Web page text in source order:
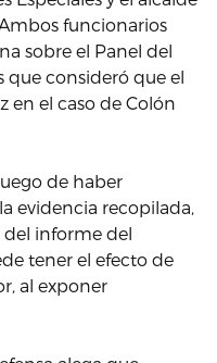
funcionarios
sobre el Panel del
que consideró que el
en el caso de Colón
de haber
evidencia recopilada,
informe del
tener el efecto de
al exponer